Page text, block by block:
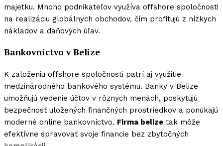
majetku. Mnoho podnikateľov využíva offshore spoločnosti
na realizáciu globálnych obchodov, čím profitujú z nízkych
nákladov a daňových úľav.
Bankovníctvo v Belize
K založeniu offshore spoločnosti patrí aj využitie
medzinárodného bankového systému. Banky v Belize
umožňujú vedenie účtov v rôznych menách, poskytujú
bezpečnosť uložených finančných prostriedkov a ponúkajú
moderné online bankovníctvo. Firma belize tak môže
efektívne spravovať svoje financie bez zbytočných